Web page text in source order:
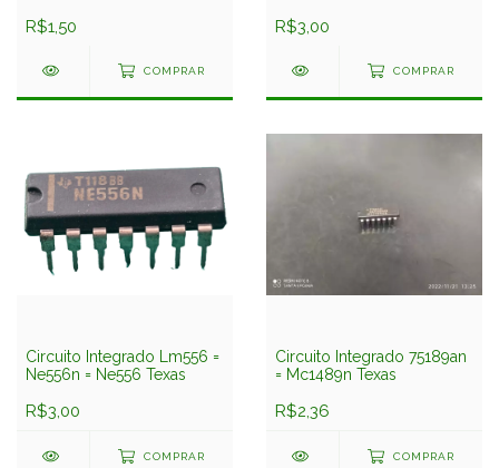
R$1,50
COMPRAR
R$3,00
COMPRAR
Circuito Integrado Lm556 =
Ne556n = Ne556 Texas
R$3,00
COMPRAR
Circuito Integrado 75189an
= Mc1489n Texas
R$2,36
COMPRAR